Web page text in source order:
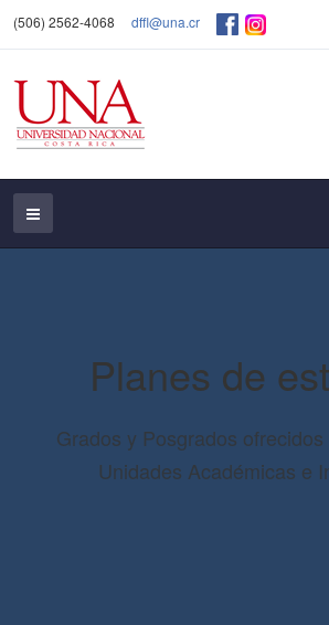
(506) 2562-4068 dffl@una.cr
Planes de
Grados y Posgrados
Unidades Académicas e